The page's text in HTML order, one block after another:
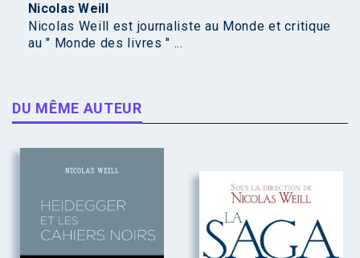
Nicolas Weill
Nicolas Weill est journaliste au Monde et critique
au " Monde des livres " ...
DU MÊME AUTEUR